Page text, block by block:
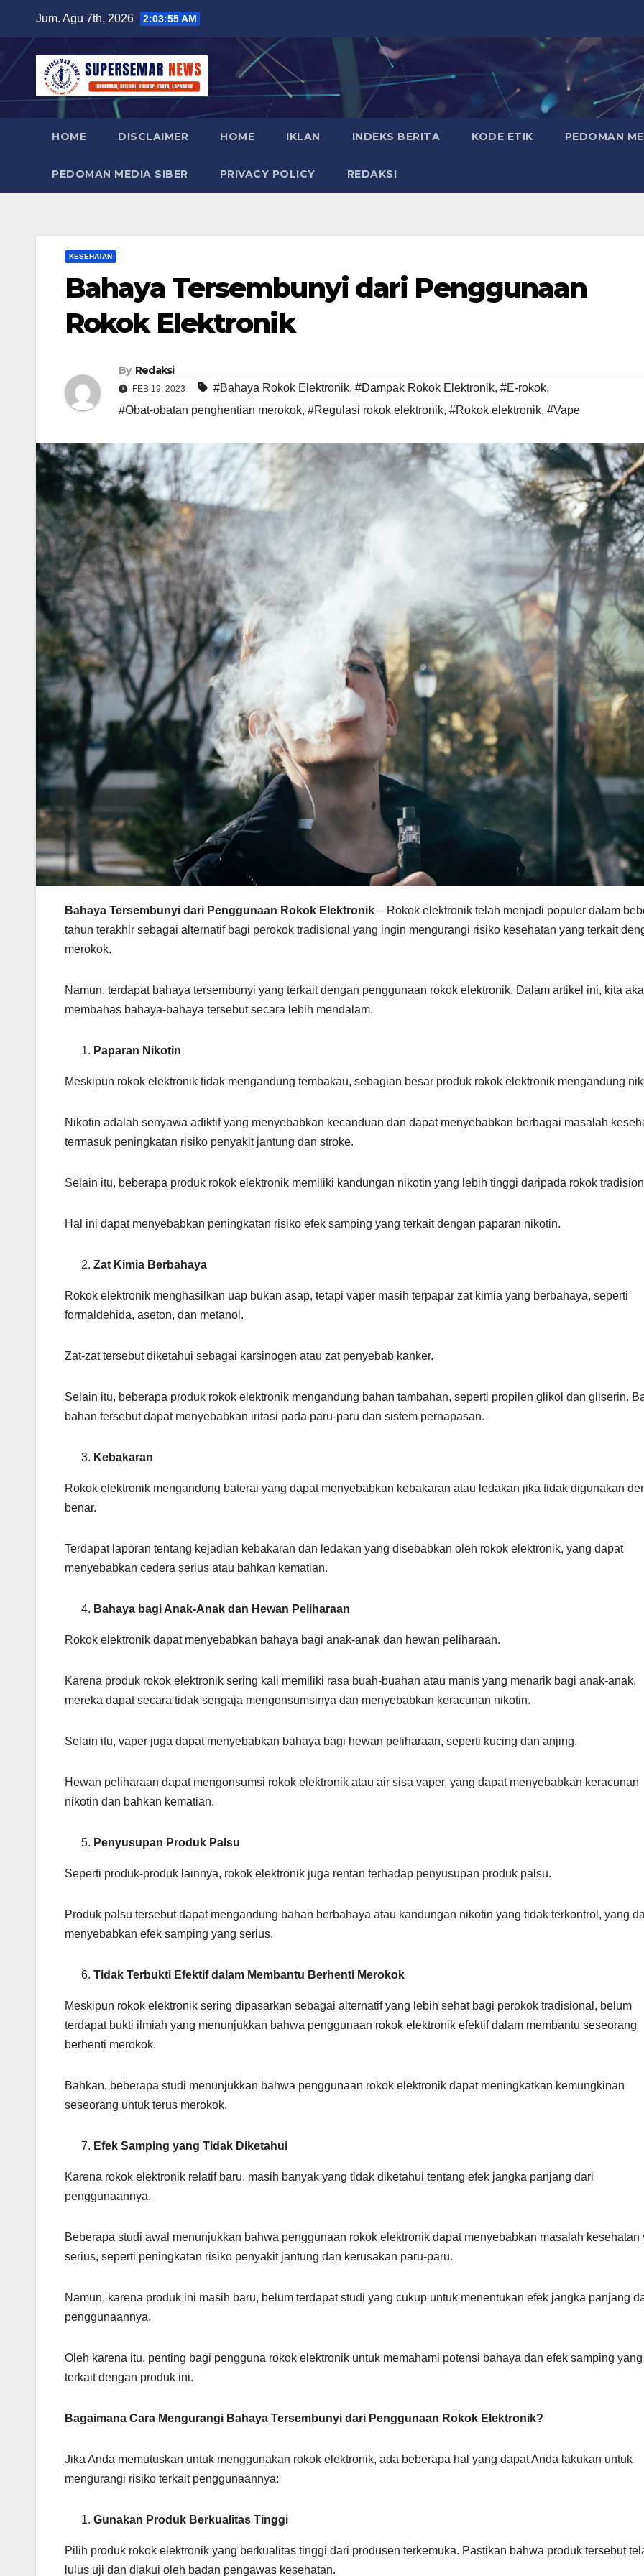
content
Jum. Agu 7th, 2026 2:03:57 AM
HOME DISCLAIMER HOME IKLAN INDEKS BERITA KODE ETIK PEDOMAN
PEDOMAN MEDIA SIBER PRIVACY POLICY REDAKSI
KESEHATAN
Bahaya Tersembunyi dari Penggunaan
Rokok Elektronik
By Redaksi
FEB 19, 2023 #Bahaya Rokok Elektronik, #Dampak Rokok Elektronik, #E-rokok,
#Obat-obatan penghentian merokok, #Regulasi rokok elektronik, #Rokok elektronik, #Vape
Bahaya Tersembunyi dari Penggunaan Rokok Elektronik – Rokok elektronik telah menjadi populer dalam
tahun terakhir sebagai alternatif bagi perokok tradisional yang ingin mengurangi risiko kesehatan yang terkait
merokok.
Namun, terdapat bahaya tersembunyi yang terkait dengan penggunaan rokok elektronik. Dalam artikel ini, kita
membahas bahaya-bahaya tersebut secara lebih mendalam.
Paparan Nikotin
Meskipun rokok elektronik tidak mengandung tembakau, sebagian besar produk rokok elektronik mengandung
Nikotin adalah senyawa adiktif yang menyebabkan kecanduan dan dapat menyebabkan berbagai masalah
termasuk peningkatan risiko penyakit jantung dan stroke.
Selain itu, beberapa produk rokok elektronik memiliki kandungan nikotin yang lebih tinggi daripada rokok
Hal ini dapat menyebabkan peningkatan risiko efek samping yang terkait dengan paparan nikotin.
Zat Kimia Berbahaya
Rokok elektronik menghasilkan uap bukan asap, tetapi vaper masih terpapar zat kimia yang berbahaya, seperti
formaldehida, aseton, dan metanol.
Zat-zat tersebut diketahui sebagai karsinogen atau zat penyebab kanker.
Selain itu, beberapa produk rokok elektronik mengandung bahan tambahan, seperti propilen glikol dan gliserin.
bahan tersebut dapat menyebabkan iritasi pada paru-paru dan sistem pernapasan.
Kebakaran
Rokok elektronik mengandung baterai yang dapat menyebabkan kebakaran atau ledakan jika tidak digunakan
benar.
Terdapat laporan tentang kejadian kebakaran dan ledakan yang disebabkan oleh rokok elektronik, yang dapat
menyebabkan cedera serius atau bahkan kematian.
Bahaya bagi Anak-Anak dan Hewan Peliharaan
Rokok elektronik dapat menyebabkan bahaya bagi anak-anak dan hewan peliharaan.
Karena produk rokok elektronik sering kali memiliki rasa buah-buahan atau manis yang menarik bagi anak-anak,
mereka dapat secara tidak sengaja mengonsumsinya dan menyebabkan keracunan nikotin.
Selain itu, vaper juga dapat menyebabkan bahaya bagi hewan peliharaan, seperti kucing dan anjing.
Hewan peliharaan dapat mengonsumsi rokok elektronik atau air sisa vaper, yang dapat menyebabkan keracunan
nikotin dan bahkan kematian.
Penyusupan Produk Palsu
Seperti produk-produk lainnya, rokok elektronik juga rentan terhadap penyusupan produk palsu.
Produk palsu tersebut dapat mengandung bahan berbahaya atau kandungan nikotin yang tidak terkontrol, yang
menyebabkan efek samping yang serius.
Tidak Terbukti Efektif dalam Membantu Berhenti Merokok
Meskipun rokok elektronik sering dipasarkan sebagai alternatif yang lebih sehat bagi perokok tradisional, belum
terdapat bukti ilmiah yang menunjukkan bahwa penggunaan rokok elektronik efektif dalam membantu seseorang
berhenti merokok.
Bahkan, beberapa studi menunjukkan bahwa penggunaan rokok elektronik dapat meningkatkan kemungkinan
seseorang untuk terus merokok.
Efek Samping yang Tidak Diketahui
Karena rokok elektronik relatif baru, masih banyak yang tidak diketahui tentang efek jangka panjang dari
penggunaannya.
Beberapa studi awal menunjukkan bahwa penggunaan rokok elektronik dapat menyebabkan masalah kesehatan
serius, seperti peningkatan risiko penyakit jantung dan kerusakan paru-paru.
Namun, karena produk ini masih baru, belum terdapat studi yang cukup untuk menentukan efek jangka panjang
penggunaannya.
Oleh karena itu, penting bagi pengguna rokok elektronik untuk memahami potensi bahaya dan efek samping yang
terkait dengan produk ini.
Bagaimana Cara Mengurangi Bahaya Tersembunyi dari Penggunaan Rokok Elektronik?
Jika Anda memutuskan untuk menggunakan rokok elektronik, ada beberapa hal yang dapat Anda lakukan untuk
mengurangi risiko terkait penggunaannya:
Gunakan Produk Berkualitas Tinggi
Pilih produk rokok elektronik yang berkualitas tinggi dari produsen terkemuka. Pastikan bahwa produk tersebut
lulus uji dan diakui oleh badan pengawas kesehatan.